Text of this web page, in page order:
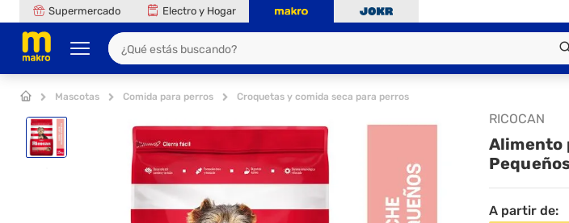
Supermercado Electro y Hogar
Mascotas Comida para perros Croquetas y comida seca para perros
RICOCAN
Alimento
A partir de: